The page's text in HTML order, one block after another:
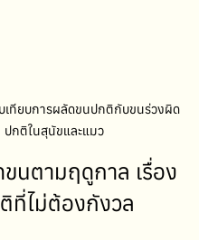
เทียบการผลัดขนปกติกับขนร่วงผิด
ปกติในสุนัขและแมว
นตามฤดูกาล เรื่อง
ที่ไม่ต้องกังวล